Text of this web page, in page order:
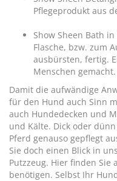
Pflegeprodukt aus
Show Sheen Bath
Flasche, bzw. zum
ausbürsten, fertig.
Menschen gemacht.
Damit die aufwändige
für den Hund auch Sinn
auch Hundedecken und
und Kälte. Dick oder
Pferd genauso gepflegt
Sie doch einen Blick in
Putzzeug. Hier finden Sie
benötigen. Selbst Ihr